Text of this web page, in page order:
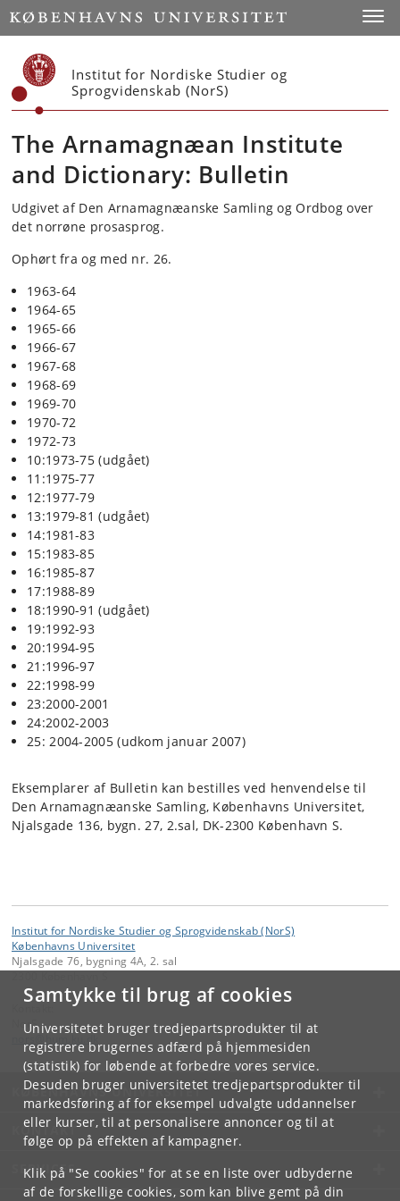
Samtykke til brug af cookies
Universitetet bruger tredjepartsprodukter til at
registrere brugernes adfærd på hjemmesiden
(statistik) for løbende at forbedre vores service.
Desuden bruger universitetet tredjepartsprodukter til
markedsføring af for eksempel udvalgte uddannelser
eller kurser, til at personalisere annoncer og til at
følge op på effekten af kampagner.
Klik på "Se cookies" for at se en liste over udbyderne
af de forskellige cookies, som kan blive gemt på din
Start
Institut for Nordiske Studier og
Sprogvidenskab (NorS)
The Arnamagnæan Institute
and Dictionary: Bulletin
Udgivet af Den Arnamagnæanske Samling og Ordbog over
det norrøne prosasprog.
Ophørt fra og med nr. 26.
1963-64
1964-65
1965-66
1966-67
1967-68
1968-69
1969-70
1970-72
1972-73
10:1973-75 (udgået)
11:1975-77
12:1977-79
13:1979-81 (udgået)
14:1981-83
15:1983-85
16:1985-87
17:1988-89
18:1990-91 (udgået)
19:1992-93
20:1994-95
21:1996-97
22:1998-99
23:2000-2001
24:2002-2003
25: 2004-2005 (udkom januar 2007)
Eksemplarer af Bulletin kan bestilles ved henvendelse til
Den Arnamagnæanske Samling, Københavns Universitet,
Njalsgade 136, bygn. 27, 2.sal, DK-2300 København S.
Institut for Nordiske Studier og Sprogvidenskab (NorS)
Københavns Universitet
Njalsgade 76, bygning 4A, 2. sal
NorS
KØBENHAVNS UNIVERSITET
KONTAKT
SERVICES